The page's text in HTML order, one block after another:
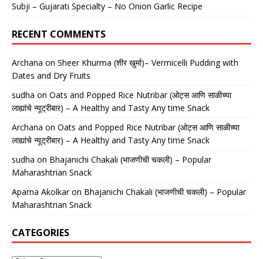
Subji – Gujarati Specialty – No Onion Garlic Recipe
RECENT COMMENTS
Archana on Sheer Khurma (शीर खुर्मा)– Vermicelli Pudding with
Dates and Dry Fruits
sudha on Oats and Popped Rice Nutribar (ओट्स आणि साळीच्या
लाह्यांचे न्यूट्रीबार) – A Healthy and Tasty Any time Snack
Archana on Oats and Popped Rice Nutribar (ओट्स आणि साळीच्या
लाह्यांचे न्यूट्रीबार) – A Healthy and Tasty Any time Snack
sudha on Bhajanichi Chakali (भाजणीची चकली) – Popular
Maharashtrian Snack
Aparna Akolkaron Bhajanichi Chakali (भाजणीची चकली) – Popular
Maharashtrian Snack
CATEGORIES